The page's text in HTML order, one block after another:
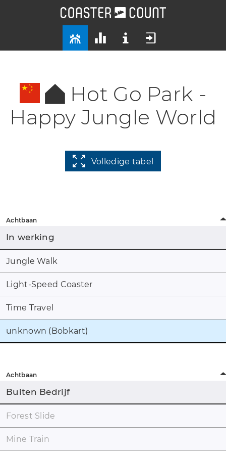
Hot Go Park -
Happy Jungle World
Volledige tabel
Achtbaan
In werking
Jungle Walk
Light-Speed Coaster
Time Travel
unknown (Bobkart)
Achtbaan
Buiten Bedrijf
Forest Slide
Mine Train